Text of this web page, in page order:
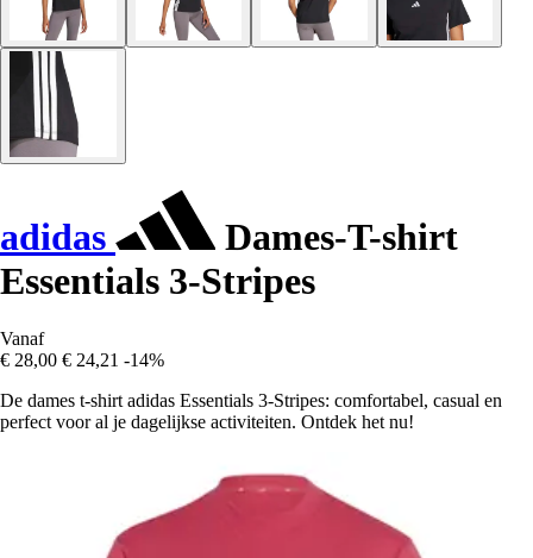
adidas
Dames-T-shirt
Essentials 3-Stripes
Vanaf
€ 28,00 € 24,21 -14%
De dames t-shirt adidas Essentials 3-Stripes: comfortabel, casual en
perfect voor al je dagelijkse activiteiten. Ontdek het nu!